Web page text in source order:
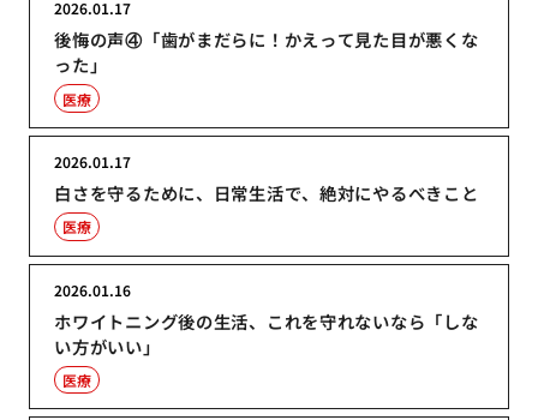
後悔の声④「歯がまだらに！かえって見た目が悪くな
った」
2026.01.17
医療
白さを守るために、日常生活で、絶対にやるべきこと
2026.01.17
医療
ホワイトニング後の生活、これを守れないなら「しな
い方がいい」
2026.01.16
医療